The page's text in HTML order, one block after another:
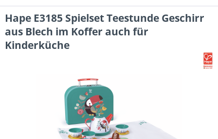
Hape E3185 Spielset Teestunde Geschirr
aus Blech im Koffer auch für
Kinderküche